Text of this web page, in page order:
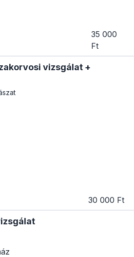
35 000
Ft
vizsgálat +
30 000 Ft